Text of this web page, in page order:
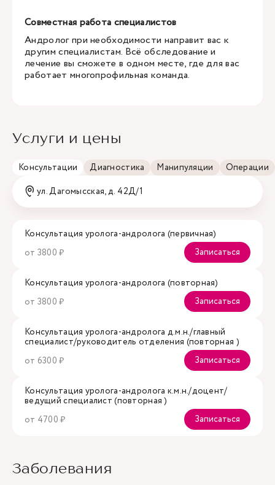
Совместная работа специалистов
Андролог при необходимости направит вас к
другим специалистам. Всё обследование и
лечение вы сможете в одном месте, где для вас
работает многопрофильная команда.
Услуги и цены
Консультации Диагностика Манипуляции
Операции
ул. Дагомысская, д. 42Д/1
Консультация уролога-андролога (первичная)
от 3800 ₽
Записаться
Консультация уролога-андролога (повторная)
от 3800 ₽
Записаться
Консультация уролога-андролога д.м.н./главный
специалист/руководитель отделения (повторная )
от 6300 ₽
Записаться
Консультация уролога-андролога к.м.н./доцент/
ведущий специалист (повторная )
от 4700 ₽
Записаться
Заболевания